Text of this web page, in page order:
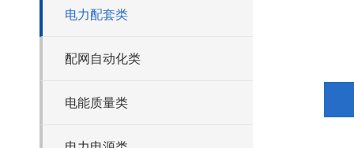
电力配套类
配网自动化类
电能质量类